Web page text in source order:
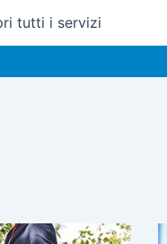
tutti i servizi